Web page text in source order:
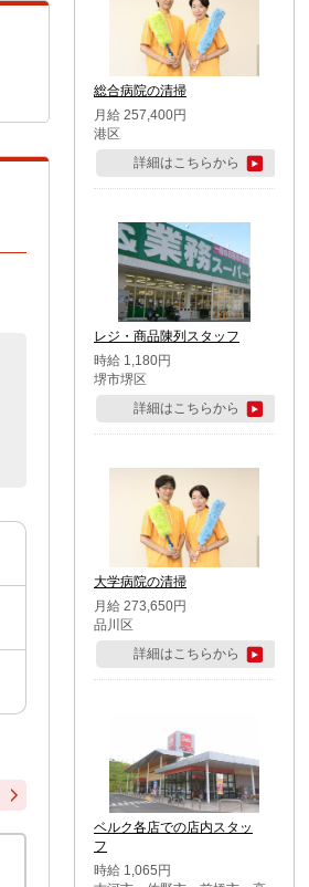
総合病院の清掃
月給 257,400円
港区
詳細はこちらから
レジ・商品陳列スタッフ
時給 1,180円
堺市堺区
詳細はこちらから
大学病院の清掃
月給 273,650円
品川区
詳細はこちらから
ベルク各店での店内スタッ
フ
時給 1,065円